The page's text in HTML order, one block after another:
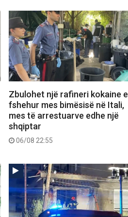
Zbulohet një rafineri kokaine e
fshehur mes bimësisë në Itali,
mes të arrestuarve edhe një
shqiptar
06/08 22:55